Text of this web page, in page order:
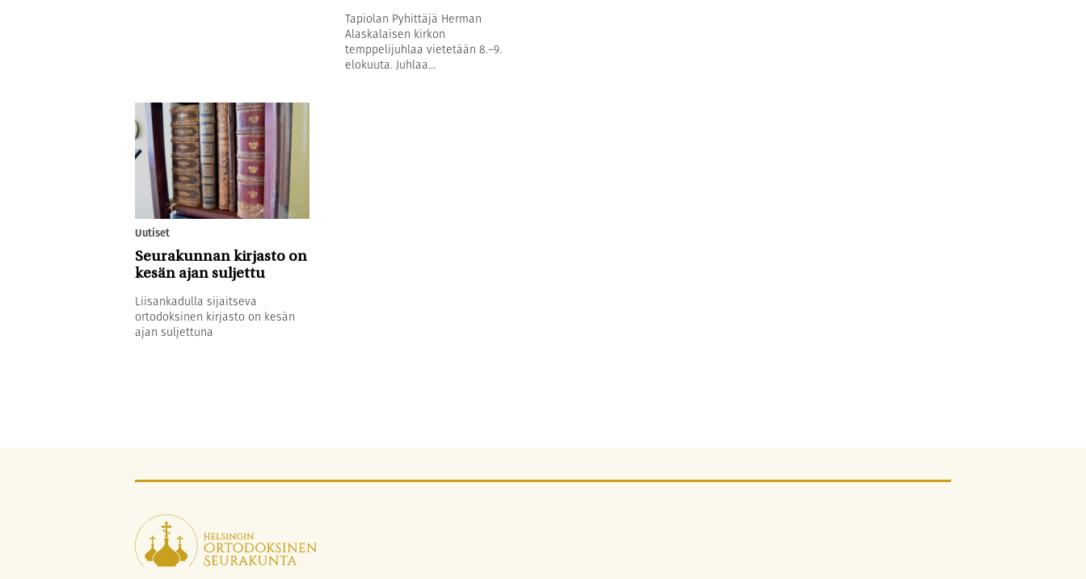
Tapiolan Pyhittäjä Herman
Alaskalaisen kirkon
temppelijuhlaa vietetään 8.–9.
elokuuta. Juhlaa...
Uutiset
Seurakunnan kirjasto on
kesän ajan suljettu
Liisankadulla sijaitseva
ortodoksinen kirjasto on kesän
ajan suljettuna